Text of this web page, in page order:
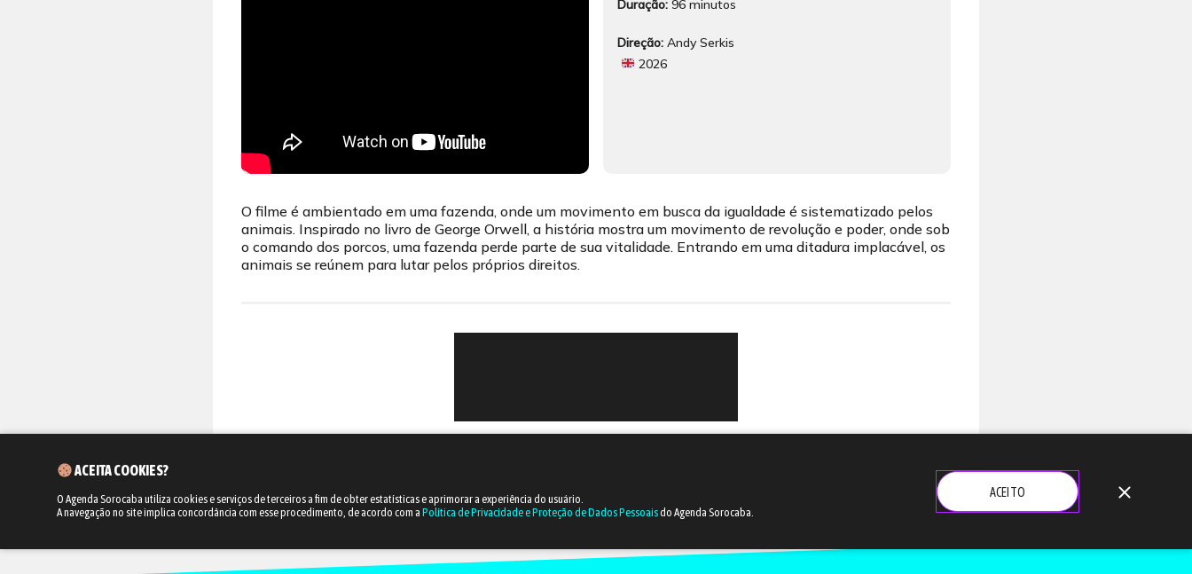
Duração: 96 minutos
Direção: Andy Serkis
2026
O filme é ambientado em uma fazenda, onde um movimento em busca da igualdade é sistematizado pelos
animais. Inspirado no livro de George Orwell, a história mostra um movimento de revolução e poder, onde sob
o comando dos porcos, uma fazenda perde parte de sua vitalidade. Entrando em uma ditadura implacável, os
animais se reúnem para lutar pelos próprios direitos.
ACEITA COOKIES?
O Agenda Sorocaba utiliza cookies e serviços de terceiros a fim de obter estatísticas e aprimorar a experiência do usuário.
A navegação no site implica concordância com esse procedimento, de acordo com a Política de Privacidade e Proteção de Dados Pessoaisdo Agenda Sorocaba.
ACEITO close